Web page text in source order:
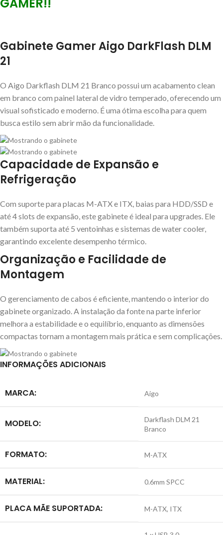
GAMER!!
Gabinete Gamer Aigo DarkFlash DLM
21
O Aigo Darkflash DLM 21 Branco possui um acabamento clean
em branco com painel lateral de vidro temperado, oferecendo um
visual sofisticado e moderno. É uma ótima escolha para quem
busca estilo sem abrir mão da funcionalidade.
Capacidade de Expansão e
Refrigeração
Com suporte para placas M-ATX e ITX, baias para HDD/SSD e
até 4 slots de expansão, este gabinete é ideal para upgrades. Ele
também suporta até 5 ventoinhas e sistemas de water cooler,
garantindo excelente desempenho térmico.
Organização e Facilidade de
Montagem
O gerenciamento de cabos é eficiente, mantendo o interior do
gabinete organizado. A instalação da fonte na parte inferior
melhora a estabilidade e o equilíbrio, enquanto as dimensões
compactas tornam a montagem mais prática e sem complicações.
INFORMAÇÕES ADICIONAIS
MARCA: Aigo
MODELO:
Darkflash DLM 21
Branco
FORMATO: M-ATX
MATERIAL: 0.6mm SPCC
PLACA MÃE SUPORTADA: M-ATX, ITX